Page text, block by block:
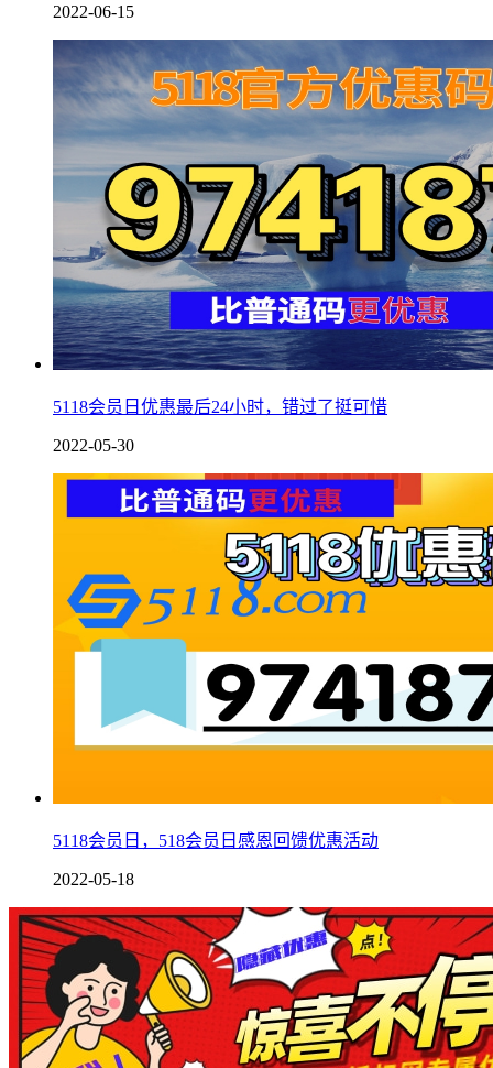
2022-06-15
5118会员日优惠最后24小时，错过了挺可惜
2022-05-30
5118会员日，518会员日感恩回馈优惠活动
2022-05-18